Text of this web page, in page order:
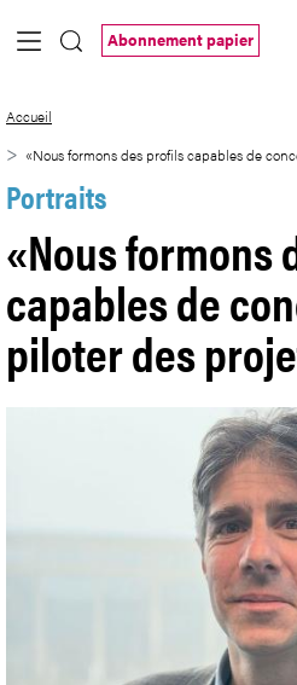
Saut au contenu principal
Abonnement papier
Accueil
«Nous formons des profils capables de
Portraits
«Nous formons
capables de
piloter des